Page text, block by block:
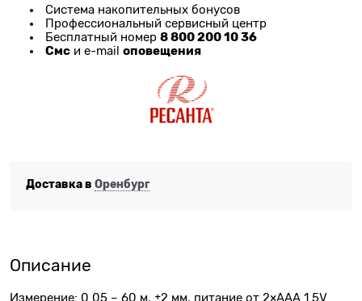
Система накопительных бонусов
Профессиональный сервисный центр
Бесплатный номер 8 800 200 10 36
Смс и e-mail оповещения
Доставка в Оренбург
Описание
Измерение: 0.05 – 60 м, ±2 мм, питание от 2×ААА 1.5V